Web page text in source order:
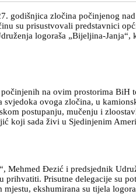
godišnjica zločina počinjenog
su prisustvovali predstavnici
logoraša „Bijeljina-
na ovim prostorima
ovoga zločina, u
postupanju, mučenju i
koji sada živi u Sjedinjenim
Đezić i predsjednik
Prisutne delegacije su
ekshumirana su tijela